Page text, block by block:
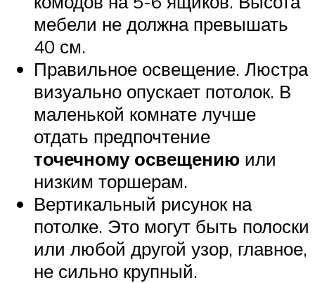
мебели не должна превышать
40 см.
Правильное освещение. Люстра
визуально опускает потолок. В
маленькой комнате лучше
отдать предпочтение
точечному освещению или
низким торшерам.
Вертикальный рисунок на
потолке. Это могут быть полоски
или любой другой узор, главное,
не сильно крупный.